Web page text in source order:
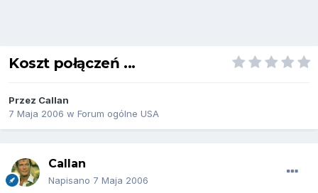
Koszt połączeń ...
Przez Callan
7 Maja 2006 w Forum ogólne USA
Callan
Napisano 7 Maja 2006